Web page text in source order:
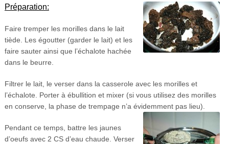
Préparation:
Faire tremper les morilles dans le lait
tiède. Les égoutter (garder le lait) et les
faire sauter ainsi que l’échalote hachée
dans le beurre.
Filtrer le lait, le verser dans la casserole avec les morilles et
l’échalote. Porter à ébullition et mixer (si vous utilisez des morilles
en conserve, la phase de trempage n’a évidemment pas lieu).
Pendant ce temps, battre les jaunes
d’oeufs avec 2 CS d’eau chaude. Verser